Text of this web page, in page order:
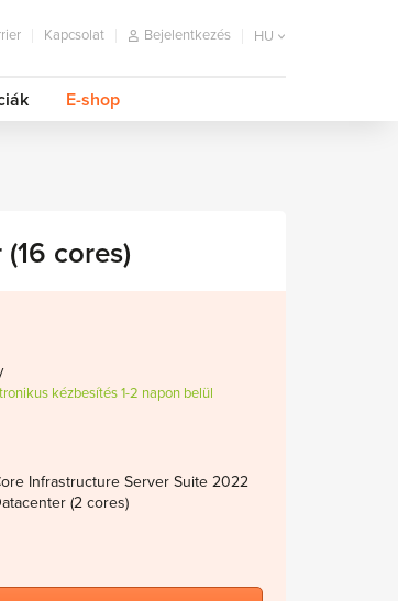
Kapcsolat Bejelentkezés HU
E-shop
cores)
kézbesítés 1-2 napon belül
Infrastructure Server Suite 2022
(2 cores)